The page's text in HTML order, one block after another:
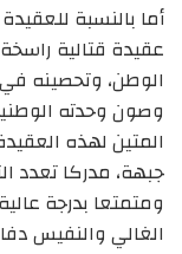
أما بالنسبة
عقيدة قتالية
الوطن، وتحصينه في
وصون وحدته
المتين لهذه
جبهة، مدركا تعدد
ومتمتعا بدرجة
الغالي والنفيس